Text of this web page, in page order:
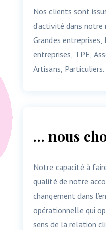
Nos clients sont
d’activité dans
Grandes
entreprises, TPE,
Artisans, Particuliers.
… nous
Notre capacité à
qualité de notre
changement dans
opérationnelle qui
sens de la relation